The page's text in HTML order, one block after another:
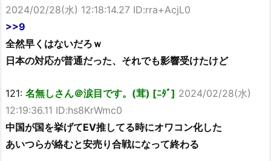
2024/02/28(水) 12:18:14.27 ID:rra+AcjL0
>>9
全然早くはないだろｗ
日本の対応が普通だった、それでも影響受けたけど
121: 名無しさん＠涙目です。(茸) [ﾆﾀﾞ] 2024/02/28(水)
12:19:36.11 ID:hs8KrWmc0
中国が国を挙げてEV推してる時にオワコン化した
あいつらが絡むと安売り合戦になって終わる